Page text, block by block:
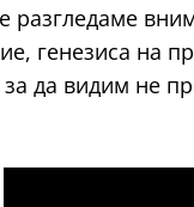
генезиса на
да видим не